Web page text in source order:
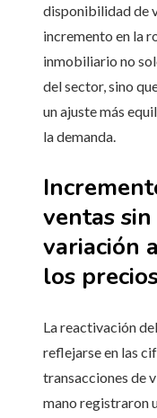
disponibilidad de
incremento en la
inmobiliario no
del sector, sino
un ajuste más
la demanda.
ventas
variación
los
La reactivación
reflejarse en las
transacciones de
mano registraron